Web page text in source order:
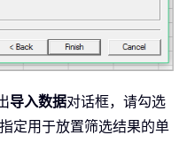
导入数据对话框，请勾选
定用于放置筛选结果的单